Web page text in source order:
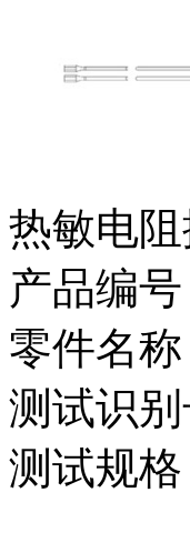
热敏电
产品编
零件名
测试识别
测试规